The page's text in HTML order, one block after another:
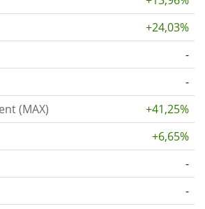
+24,03%
-
-
(MAX)
+41,25%
+6,65%
-
-